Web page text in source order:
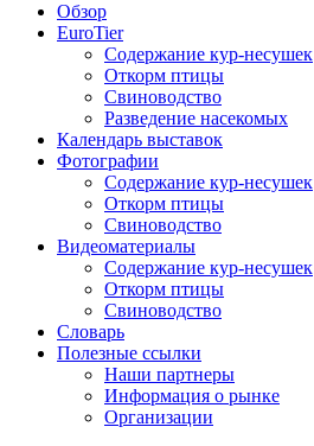
Обзор
EuroTier
Содержание кур-несушек
Откорм птицы
Свиноводство
Разведение насекомых
Календарь выставок
Фотографии
Содержание кур-несушек
Откорм птицы
Свиноводство
Видеоматериалы
Содержание кур-несушек
Откорм птицы
Свиноводство
Словарь
Полезные ссылки
Наши партнеры
Информация о рынке
Организации